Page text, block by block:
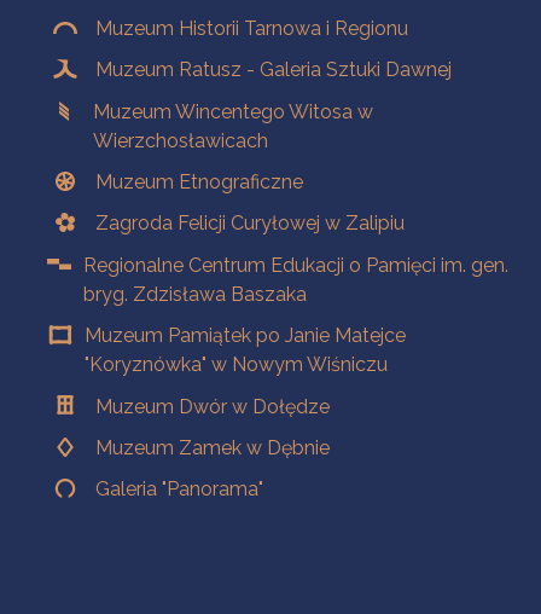
Muzeum Historii Tarnowa i Regionu
Muzeum Ratusz - Galeria Sztuki Dawnej
Muzeum Wincentego Witosa w
Wierzchosławicach
Muzeum Etnograficzne
Zagroda Felicji Curyłowej w Zalipiu
Regionalne Centrum Edukacji o Pamięci im. gen.
bryg. Zdzisława Baszaka
Muzeum Pamiątek po Janie Matejce
"Koryznówka" w Nowym Wiśniczu
Muzeum Dwór w Dołędze
Muzeum Zamek w Dębnie
Galeria "Panorama"